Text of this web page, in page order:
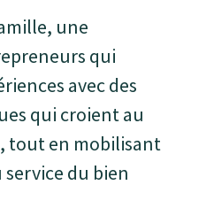
une
qui
avec des
qui croient au
tout en mobilisant
du bien